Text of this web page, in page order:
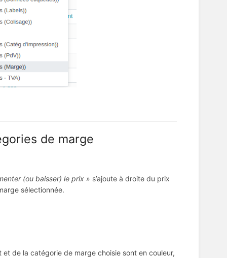
de marge
(ou baisser) le prix » s’ajoute à droite du prix
sélectionnée.
de la catégorie de marge choisie sont en couleur,